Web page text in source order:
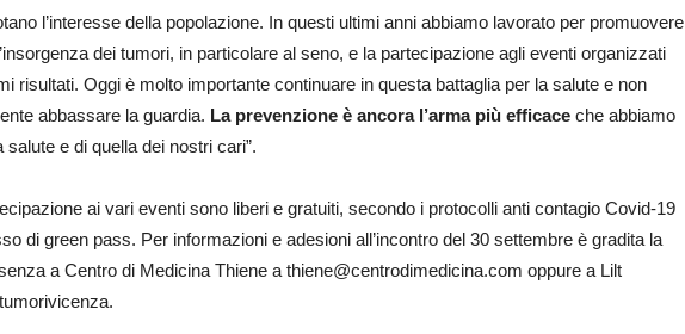
l’interesse della popolazione. In questi ultimi anni abbiamo lavorato per promuovere
dei tumori, in particolare al seno, e la partecipazione agli eventi organizzati
risultati. Oggi è molto importante continuare in questa battaglia per la salute e non
abbassare la guardia. La prevenzione è ancora l’arma più efficace che abbiamo
salute e di quella dei nostri cari”.
ai vari eventi sono liberi e gratuiti, secondo i protocolli anti contagio Covid-19
di green pass. Per informazioni e adesioni all’incontro del 30 settembre è gradita la
a Centro di Medicina Thiene a thiene@centrodimedicina.com oppure a Lilt